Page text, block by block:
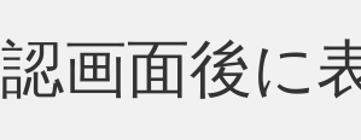
認画面後に